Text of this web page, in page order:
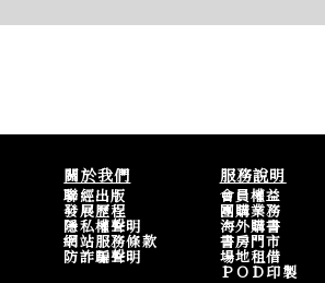
關於我們
聯經出版
發展歷程
隱私權聲明
網站服務條款
防詐騙聲明
服務說明
會員權益
團購業務
海外購書
書房門市
場地租借
ＰＯＤ印製